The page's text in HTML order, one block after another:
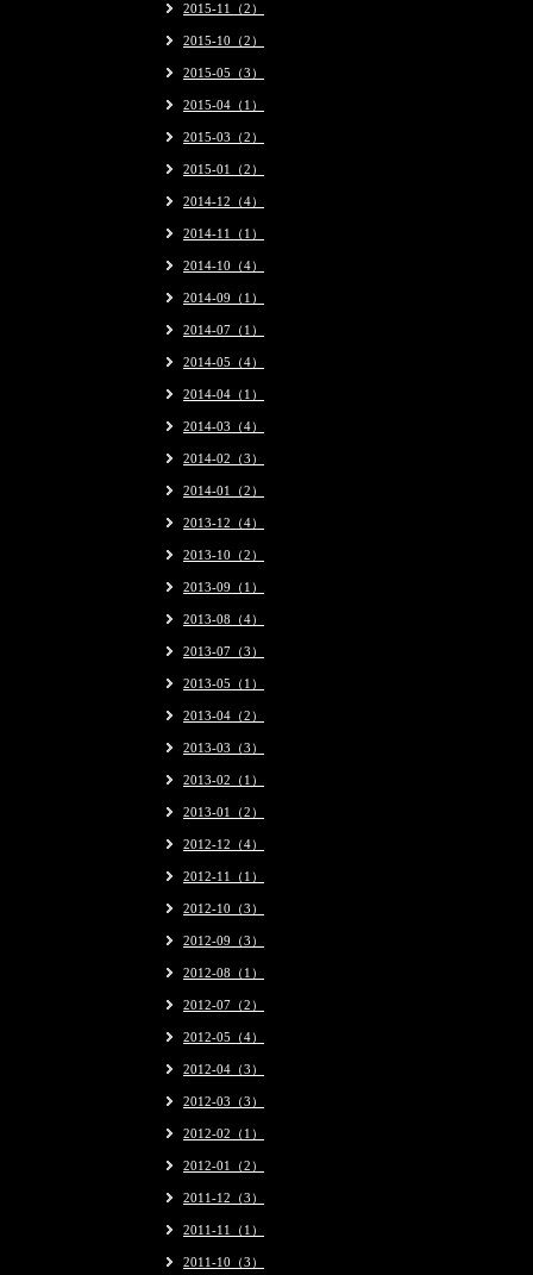
2015-11（2）
2015-10（2）
2015-05（3）
2015-04（1）
2015-03（2）
2015-01（2）
2014-12（4）
2014-11（1）
2014-10（4）
2014-09（1）
2014-07（1）
2014-05（4）
2014-04（1）
2014-03（4）
2014-02（3）
2014-01（2）
2013-12（4）
2013-10（2）
2013-09（1）
2013-08（4）
2013-07（3）
2013-05（1）
2013-04（2）
2013-03（3）
2013-02（1）
2013-01（2）
2012-12（4）
2012-11（1）
2012-10（3）
2012-09（3）
2012-08（1）
2012-07（2）
2012-05（4）
2012-04（3）
2012-03（3）
2012-02（1）
2012-01（2）
2011-12（3）
2011-11（1）
2011-10（3）